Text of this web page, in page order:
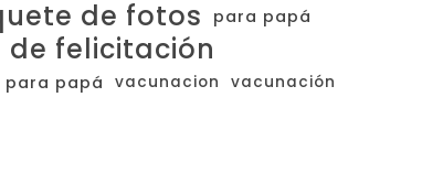
de fotos para papá
felicitación
papá vacunacion vacunación